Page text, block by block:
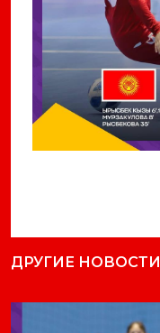
ДРУГИЕ НОВОСТИ